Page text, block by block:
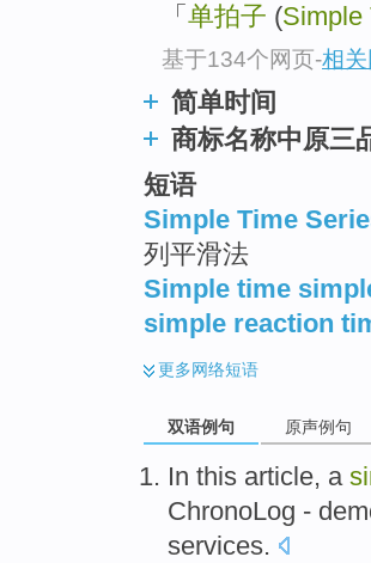
「 单拍子 (Simple
基于134个网页-相
简单时间
商标名称中原三
短语
Simple Time
列平滑法
Simple time
simple reaction
更多网络短语
双语例句 原声例句
In this article, a
ChronoLog -
services.